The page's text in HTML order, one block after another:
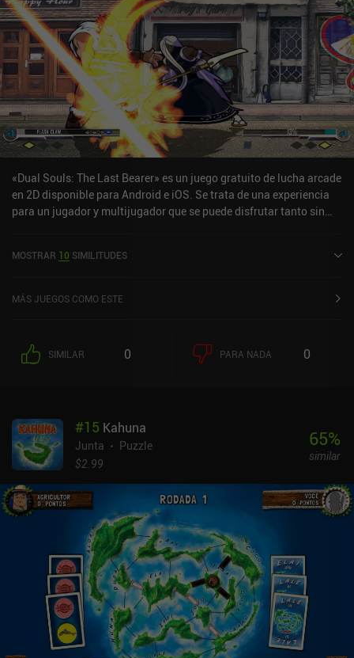
«Dual Souls: The Last Bearer» es un juego gratuito de lucha arcade
en 2D disponible para Android e iOS. Se trata de una experiencia
para un jugador y multijugador que se puede disfrutar tanto sin
Souls: The Last Bearer se lanzó en mayo de 2013 y tiene
4,8 sobre 5,0 en la App Store de iOS.
MOSTRAR 10 SIMILITUDES
MÁS JUEGOS COMO ESTE
SIMILAR 0 PARA NADA 0
#15 Kahuna
Junta
Puzzle
$2.99
65%
similar